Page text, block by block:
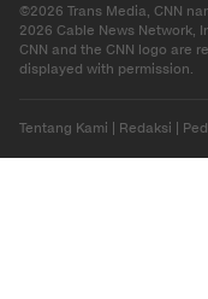
©2026 Trans Media, CNN
2026 Cable News Network,
CNN and the CNN logo are
displayed with permission.
Tentang Kami | Redaksi |